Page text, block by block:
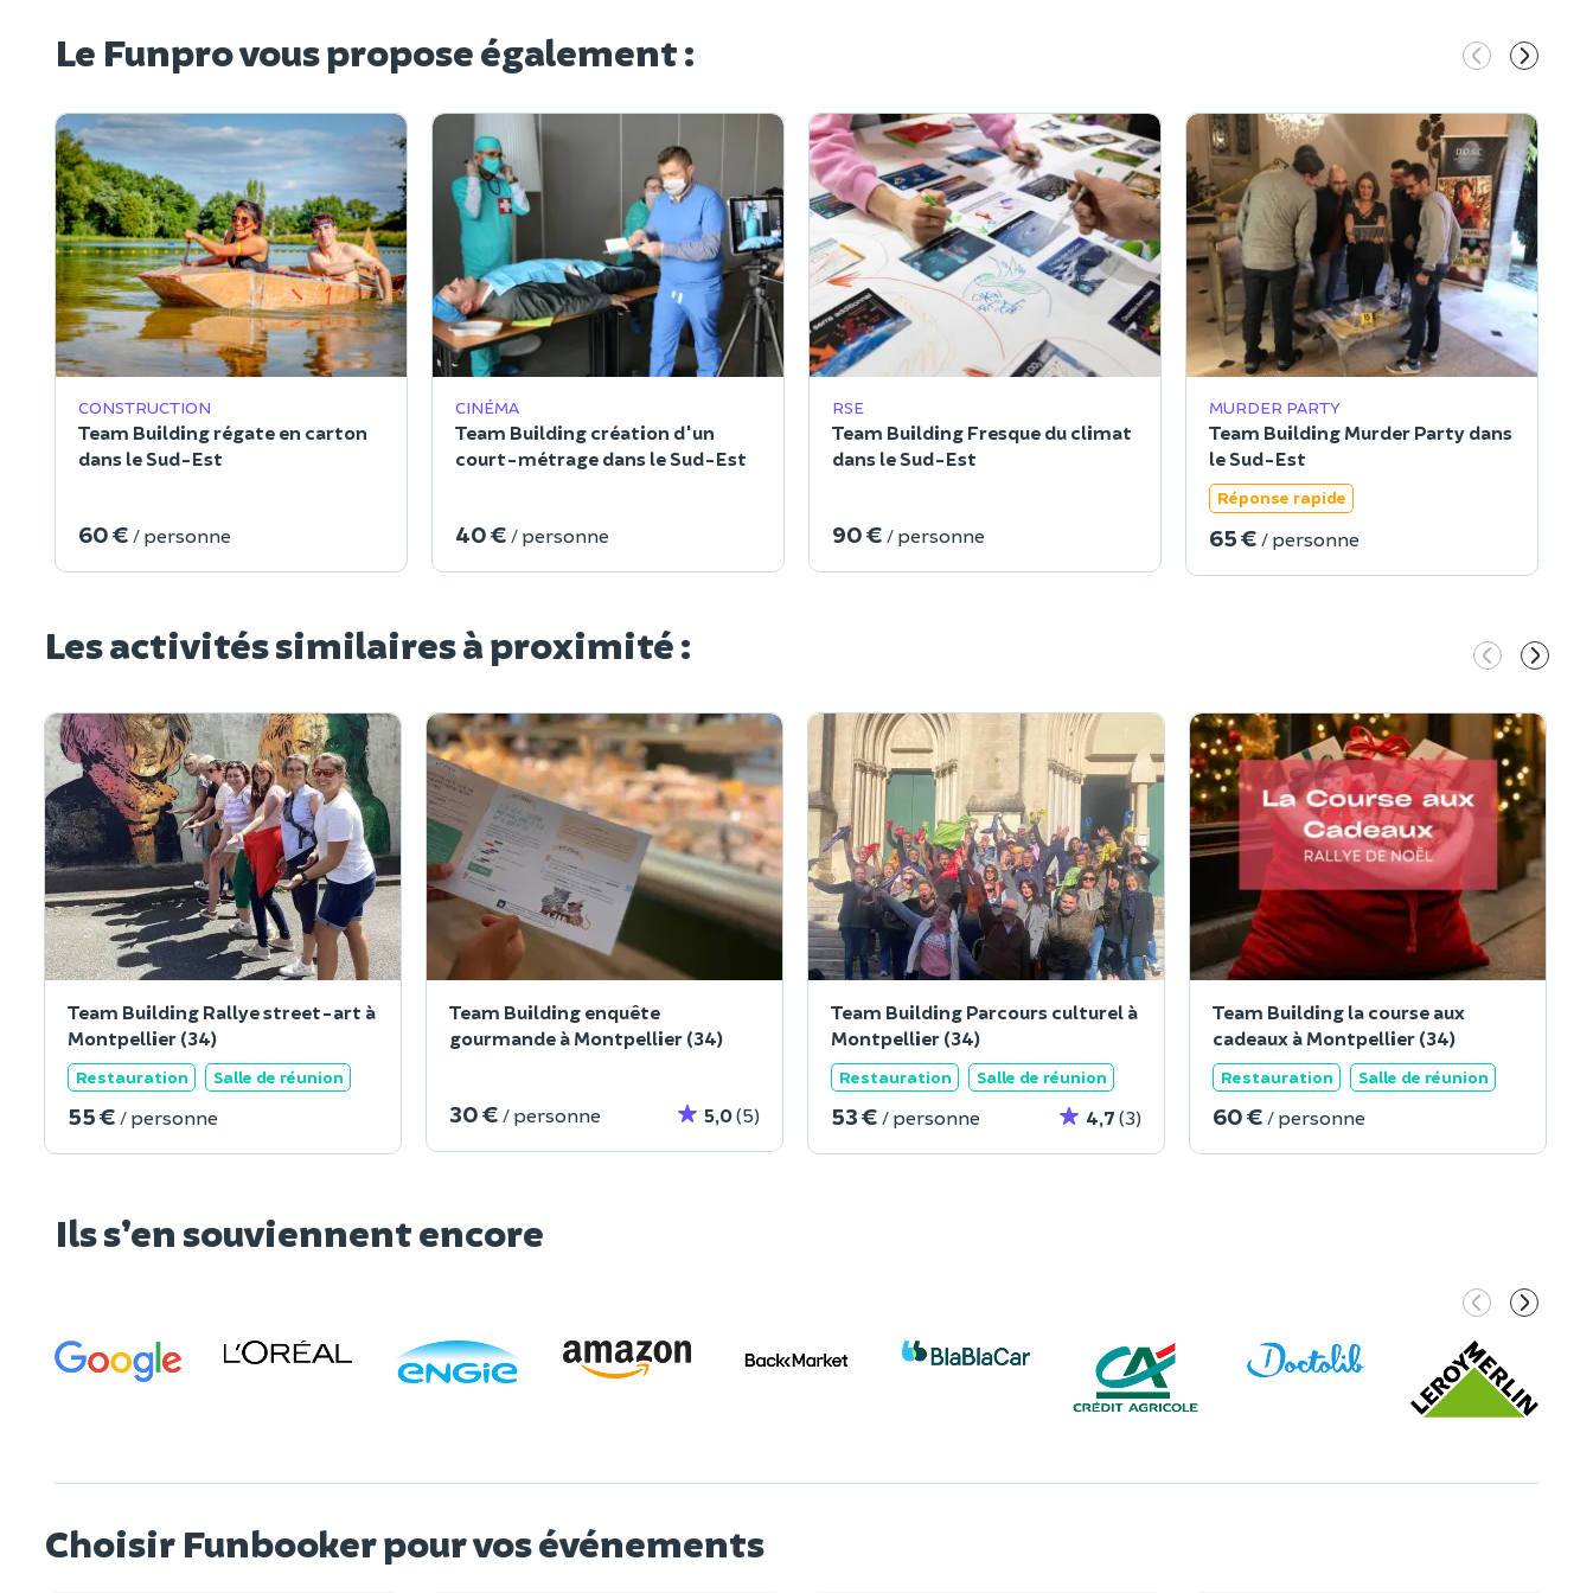
Le Funpro vous propose également :
CONSTRUCTION
Team Building régate en carton
dans le Sud-Est
60 € / personne
CINÉMA
Team Building création d'un
court-métrage dans le Sud-Est
40 € / personne
RSE
Team Building Fresque du climat
dans le Sud-Est
90 € / personne
MURDER PARTY
Team Building Murder Party dans
le Sud-Est
Réponse rapide
65 € / personne
Les activités similaires à proximité :
Team Building Rallye street-art à
Montpellier (34)
Restauration Salle de réunion
55 € / personne
Team Building enquête
gourmande à Montpellier (34)
30 € / personne 5,0(5)
Team Building Parcours culturel à
Montpellier (34)
Restauration Salle de réunion
53 € / personne 4,7 (3)
Team Building la course aux
cadeaux à Montpellier (34)
Restauration Salle de réunion
60 € / personne
Ils s’en souviennent encore
Choisir Funbooker pour vos événements